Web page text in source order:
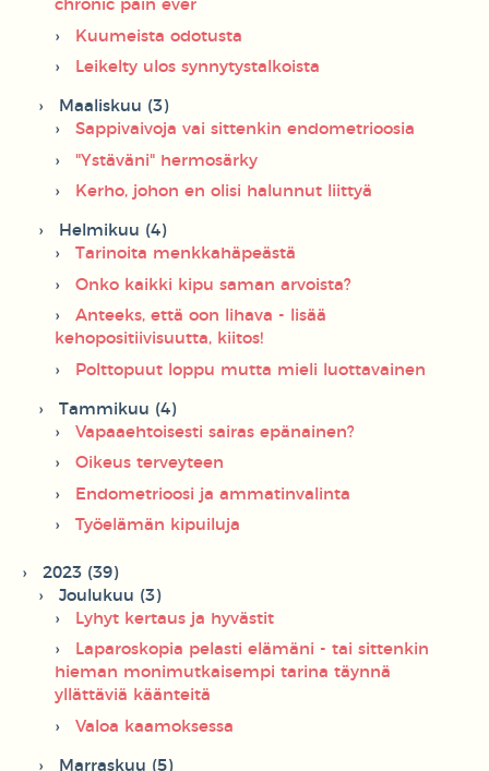
chronic pain ever
Kuumeista odotusta
Leikelty ulos synnytystalkoista
Maaliskuu (3)
Sappivaivoja vai sittenkin endometrioosia
"Ystäväni" hermosärky
Kerho, johon en olisi halunnut liittyä
Helmikuu (4)
Tarinoita menkkahäpeästä
Onko kaikki kipu saman arvoista?
Anteeks, että oon lihava - lisää
kehopositiivisuutta, kiitos!
Polttopuut loppu mutta mieli luottavainen
Tammikuu (4)
Vapaaehtoisesti sairas epänainen?
Oikeus terveyteen
Endometrioosi ja ammatinvalinta
Työelämän kipuiluja
2023 (39)
Joulukuu (3)
Lyhyt kertaus ja hyvästit
Laparoskopia pelasti elämäni - tai sittenkin
hieman monimutkaisempi tarina täynnä
yllättäviä käänteitä
Valoa kaamoksessa
Marraskuu (5)